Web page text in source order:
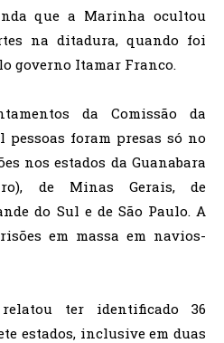
que a Marinha ocultou
na ditadura, quando foi
governo Itamar Franco.
da Comissão da
pessoas foram presas só no
nos estados da Guanabara
de Minas Gerais, de
do Sul e de São Paulo. A
em massa em navios-
ter identificado 36
estados, inclusive em duas